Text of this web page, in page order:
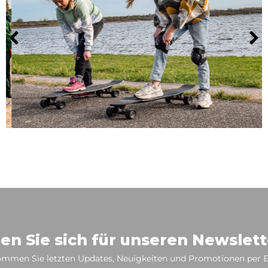
Sie sich für unseren
Sie letzten Updates, Neuigkeiten und Promotionen per